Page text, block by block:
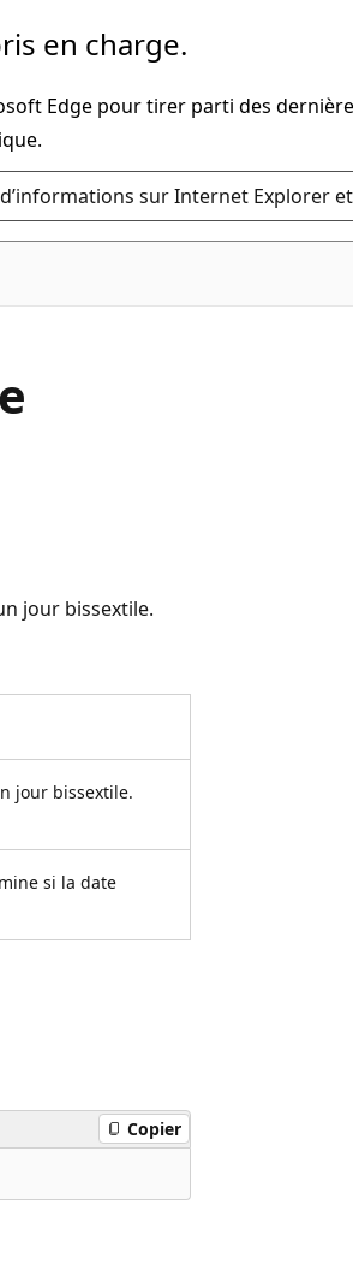
en charge.
Edge pour tirer parti des
sur Internet Explorer
jour bissextile.
jour bissextile.
si la date
Copier